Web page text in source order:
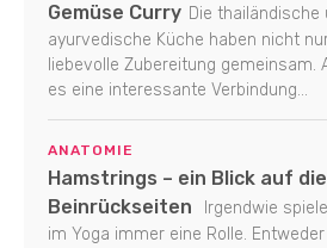
Gemüse Curry Die thailändische
ayurvedische Küche haben nicht
liebevolle Zubereitung
es eine interessante Verbindung...
ANATOMIE
Hamstrings – ein Blick auf
Beinrückseiten
Irgendwie
im Yoga immer eine Rolle.